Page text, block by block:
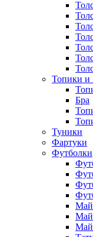
Топики и
Бра
Туники
Фартуки
Футболки